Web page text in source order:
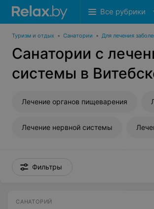
Все рубрики
Туризм и отдых • Санатории • Для лечения
Санатории с
системы в
Лечение органов пищеварения
Лечение нервной системы
Фильтры
САНАТОРИЙ